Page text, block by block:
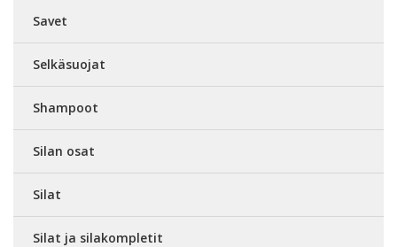
Savet
Selkäsuojat
Shampoot
Silan osat
Silat
Silat ja silakompletit